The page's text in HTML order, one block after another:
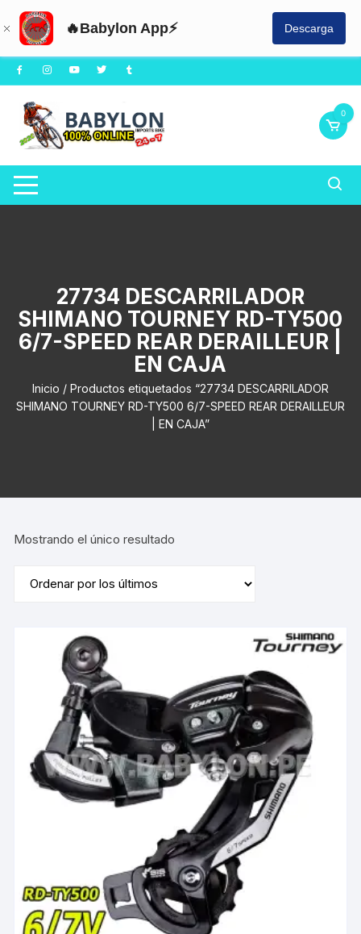
🔥Babylon App⚡ Descarga
Saltar
al
contenido
0
27734 DESCARRILADOR
SHIMANO TOURNEY RD-TY500
6/7-SPEED REAR DERAILLEUR |
EN CAJA
Inicio / Productos etiquetados “27734 DESCARRILADOR
SHIMANO TOURNEY RD-TY500 6/7-SPEED REAR DERAILLEUR
| EN CAJA”
Mostrando el único resultado